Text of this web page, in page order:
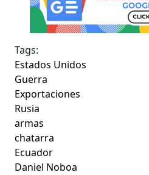
Tags:
Estados Unidos
Guerra
Exportaciones
Rusia
armas
chatarra
Ecuador
Daniel Noboa